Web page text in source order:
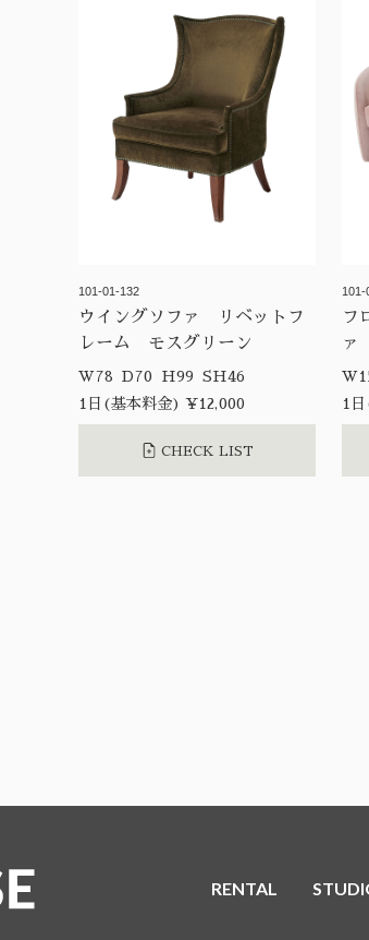
101-01-132
ウイングソファ リベットフ
レーム モスグリーン
W78 D70 H99 SH46
1日(基本料金) ¥12,000
CHECK LIST
101-
フ
ァ
タ
1
RENTAL